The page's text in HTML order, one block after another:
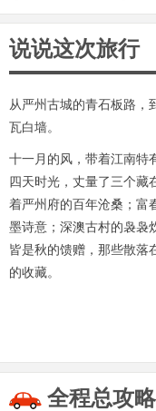
说说这次旅行
从严州古城的青石板路，
瓦白墙。
十一月的风，带着江南特
四天时光，丈量了三个藏
着严州府的百年沧桑；富
墨诗意；深澳古村的袅袅
皆是秋的馈赠，那些散落
的收藏。
全程总攻